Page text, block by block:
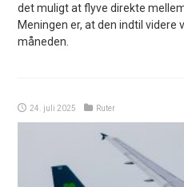
det muligt at flyve direkte
Meningen er, at den indtil videre
måneden.
24. juli 2025 Ruter